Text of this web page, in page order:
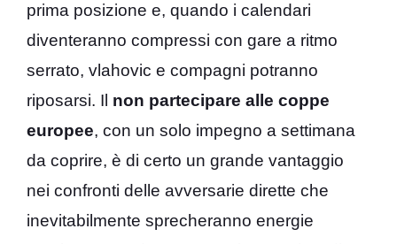
prima posizione e, quando i calendari
diventeranno compressi con gare a ritmo
serrato, vlahovic e compagni potranno
riposarsi. Il non partecipare alle coppe
europee, con un solo impegno a settimana
da coprire, è di certo un grande vantaggio
nei confronti delle avversarie dirette che
inevitabilmente sprecheranno energie